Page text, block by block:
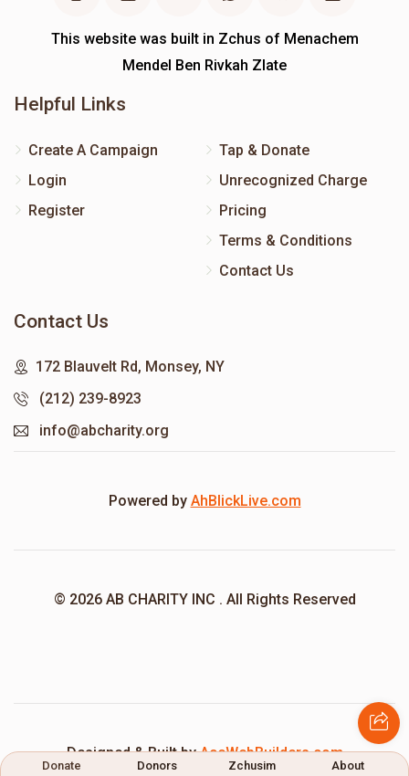
This website was built in Zchus of Menachem
Mendel Ben Rivkah Zlate
Helpful Links
Create A Campaign
Login
Register
Tap & Donate
Unrecognized Charge
Pricing
Terms & Conditions
Contact Us
Contact Us
172 Blauvelt Rd, Monsey, NY
(212) 239-8923
info@abcharity.org
Powered by AhBlickLive.com
© 2026 AB CHARITY INC . All Rights Reserved
Designed & Built byAceWebBuilders.com
Donate Donors Zchusim About